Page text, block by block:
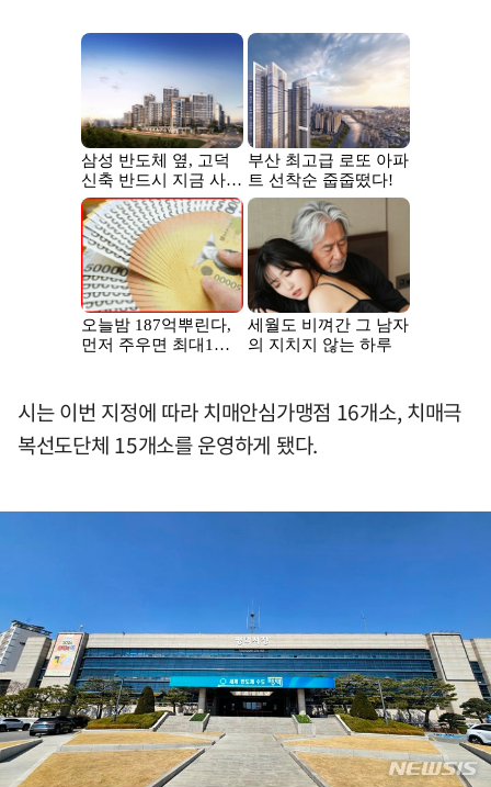
시는 이번 지정에 따라 치매안심가맹점 16개소, 치매극
복선도단체 15개소를 운영하게 됐다.